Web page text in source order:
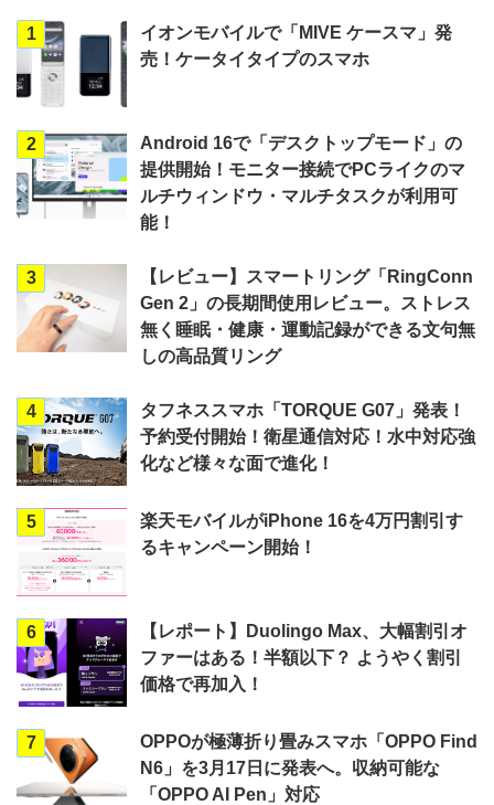
1
イオンモバイルで「MIVE ケースマ」発
売！ケータイタイプのスマホ
2
Android 16で「デスクトップモード」の
提供開始！モニター接続でPCライクのマ
ルチウィンドウ・マルチタスクが利用可
能！
3
【レビュー】スマートリング「RingConn
Gen 2」の長期間使用レビュー。ストレス
無く睡眠・健康・運動記録ができる文句無
しの高品質リング
4
タフネススマホ「TORQUE G07」発表！
予約受付開始！衛星通信対応！水中対応強
化など様々な面で進化！
5
楽天モバイルがiPhone 16を4万円割引す
るキャンペーン開始！
6
【レポート】Duolingo Max、大幅割引オ
ファーはある！半額以下？ ようやく割引
価格で再加入！
7
OPPOが極薄折り畳みスマホ「OPPO Find
N6」を3月17日に発表へ。収納可能な
「OPPO AI Pen」対応